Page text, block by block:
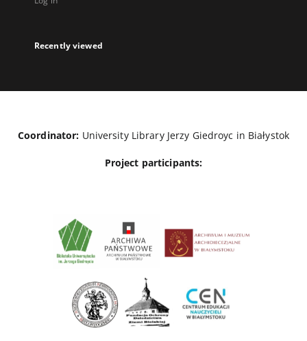
Recently viewed
Coordinator: University Library Jerzy Giedroyc in Białystok
Project participants: